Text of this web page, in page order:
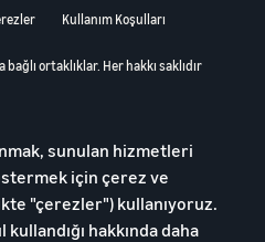
Kullanım Koşulları
ortaklıklar. Her hakkı saklıdır
sunulan hizmetleri
için çerez ve
"çerezler") kullanıyoruz.
hakkında daha